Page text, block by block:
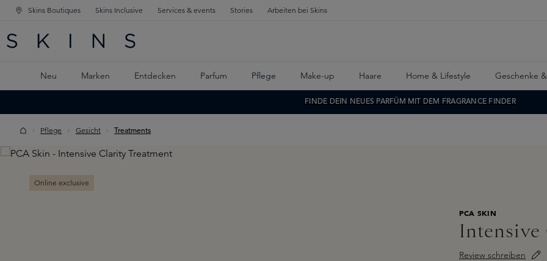
SPRINGEN
SPRINGEN
Skins Boutiques Skins Inclusive Services & events Stories Arbeiten bei Skins
Neu Marken Entdecken Parfum Pflege Make-up Haare Home & Lifestyle Geschenke
FINDE DEIN NEUES PARFÜM MIT DEM FRAGRANCE FINDER
Pflege Gesicht Treatments
Skip image gallery
Online exclusive
PCA SKIN
Intensive
Review schreiben